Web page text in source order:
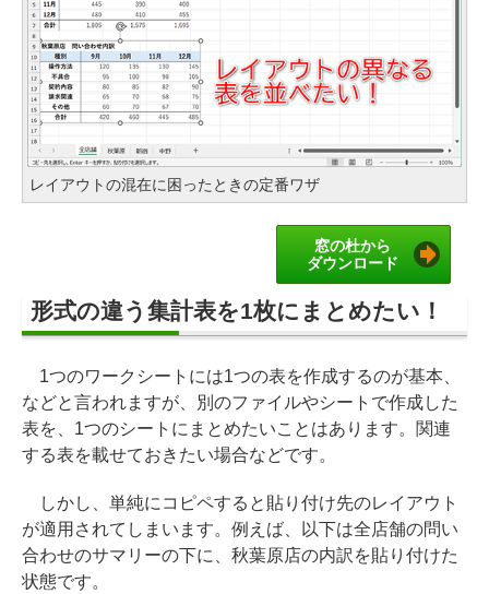
レイアウトの混在に困ったときの定番ワザ
窓の杜から
ダウンロード
形式の違う集計表を1枚にまとめたい！
1つのワークシートには1つの表を作成するのが基本、
などと言われますが、別のファイルやシートで作成した
表を、1つのシートにまとめたいことはあります。関連
する表を載せておきたい場合などです。
しかし、単純にコピペすると貼り付け先のレイアウト
が適用されてしまいます。例えば、以下は全店舗の問い
合わせのサマリーの下に、秋葉原店の内訳を貼り付けた
状態です。